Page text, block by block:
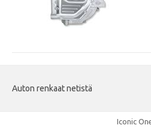
Auton renkaat netistä
Iconic